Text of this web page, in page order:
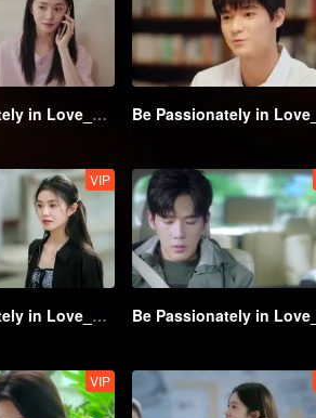
Be Passionately in Love_第08話
VIP
Be Passionately in Love_第13話
VIP